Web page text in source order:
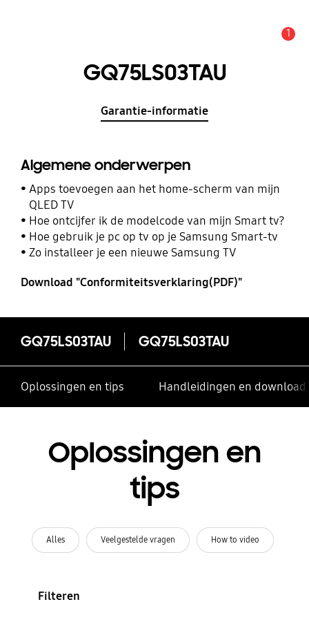
1
GQ75LS03TAU
Garantie-informatie
Algemene onderwerpen
Apps toevoegen aan het home-scherm van mijn
QLED TV
Hoe ontcijfer ik de modelcode van mijn Smart tv?
Hoe gebruik je pc op tv op je Samsung Smart-tv
Zo installeer je een nieuwe Samsung TV
Download "Conformiteitsverklaring(PDF)"
GQ75LS03TAU GQ75LS03TAU
Oplossingen en tips Handleidingen en
Oplossingen en
tips
Alles Veelgestelde vragen How to video
Filteren